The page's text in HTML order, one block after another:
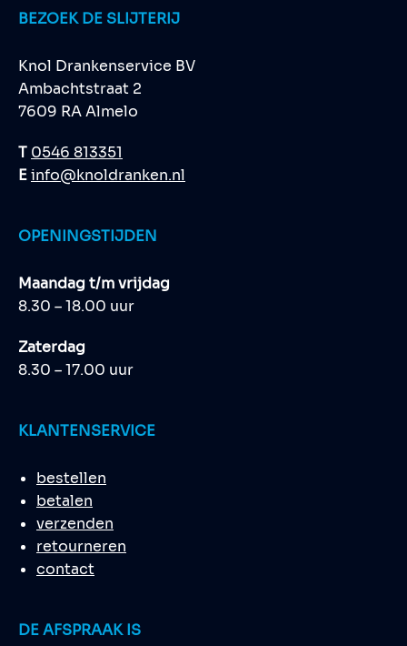
BEZOEK DE SLIJTERIJ
Knol Drankenservice BV
Ambachtstraat 2
7609 RA Almelo
T 0546 813351
Einfo@knoldranken.nl
OPENINGSTIJDEN
Maandag t/m vrijdag
8.30 – 18.00 uur
Zaterdag
8.30 – 17.00 uur
KLANTENSERVICE
bestellen
betalen
verzenden
retourneren
contact
DE AFSPRAAK IS